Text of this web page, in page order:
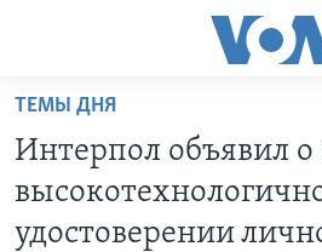
Перейти
основной
контент
ПРОГРАММЫ
ТЕМЫ ДНЯ
Интерпол объявил
удостоверении